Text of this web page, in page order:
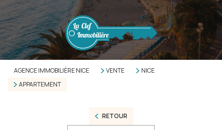
AGENCE IMMOBILIÈRE NICE VENTE
NICE
APPARTEMENT
RETOUR